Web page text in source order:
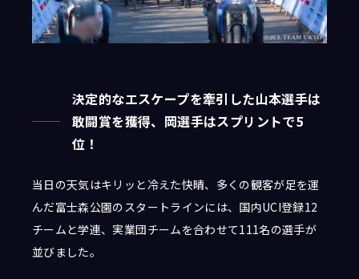
決定的なエスケープを牽引した山本選手は
敢闘賞を獲得、岡選手はスプリントで5
位！
当日の天気はキリッと冷えた快晴、多くの観客が足を運
んだ富士森公園のスタートラインには、国内UCI登録12
チームと学連、実業団チームを合わせて111名の選手が
並びました。